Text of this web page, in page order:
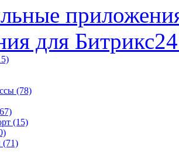
для Битрикс24
(78)
(15)
(71)